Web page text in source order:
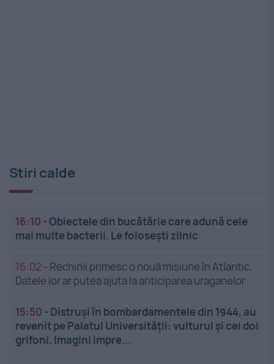
Stiri calde
16:10 -Obiectele din bucătărie care adună cele
mai multe bacterii. Le folosești zilnic
16:02 - Rechinii primesc o nouă misiune în Atlantic.
Datele lor ar putea ajuta la anticiparea uraganelor
15:50 - Distruși în bombardamentele din 1944, au
revenit pe Palatul Universității: vulturul și cei doi
grifoni. Imagini impre...